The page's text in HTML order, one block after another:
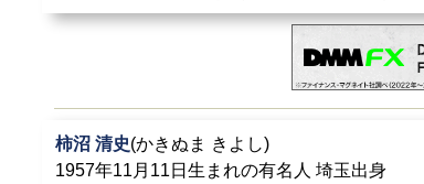
柿沼 清史(かきぬま きよし)
1957年11月11日生まれの有名人 埼玉出身